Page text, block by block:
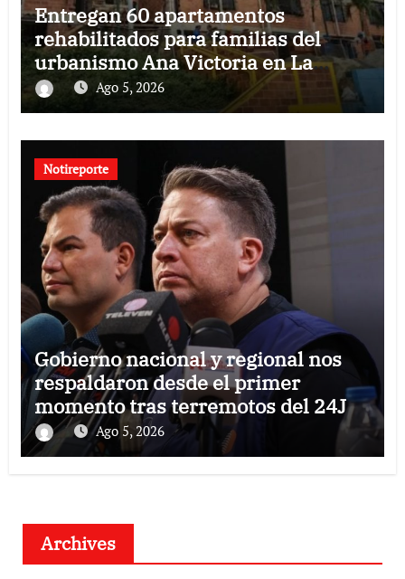
Entregan 60 apartamentos
rehabilitados para familias del
urbanismo Ana Victoria en La
GuairaAgo 5, 2026
Notireporte
Gobierno nacional y regional nos
respaldaron desde el primer
momento tras terremotos del 24J
Ago 5, 2026
Archives